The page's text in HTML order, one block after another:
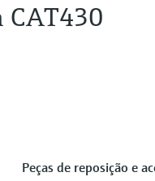
CAT430
Peças de reposição e